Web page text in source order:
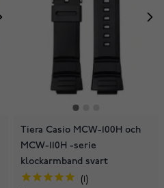
Tiera Casio MCW-100H och
MCW-110H -serie
klockarmband svart